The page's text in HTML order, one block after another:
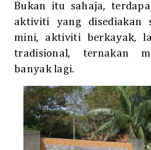
Bukan itu sahaja,
aktiviti yang disediakan
mini, aktiviti berkayak,
tradisional, ternakan
banyak lagi.